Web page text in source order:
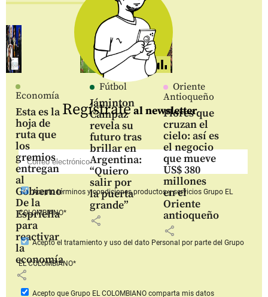
Economía
Esta es la
hoja de
ruta que
los
gremios
entregan
al
Gobierno
De la
Espriella
para
reactivar
la
economía
share
Fútbol
Jáminton
Campaz
revela su
futuro tras
brillar en
Argentina:
“Quiero
salir por
la puerta
grande”
share
Oriente
Antioqueño
Flores que
cruzan el
cielo: así es
el negocio
que mueve
US$ 380
millones
en el
Oriente
antioqueño
share
Regístrateal newsletter
Aceptotérminos y condiciones productos y serviciosGrupo EL
COLOMBIANO*
Aceptoel tratamiento y uso del dato Personal por parte del Grupo
EL COLOMBIANO*
Acepto que Grupo EL COLOMBIANOcomparta mis datos